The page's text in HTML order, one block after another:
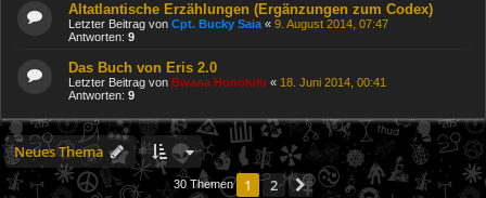
Altatlantische Erzählungen (Ergänzungen zum Codex)
Letzter Beitrag von Cpt. Bucky Saia « 9. August 2014, 07:47
Antworten: 9
Das Buch von Eris 2.0
Letzter Beitrag von Bwana Honolulu « 18. Juni 2014, 00:41
Antworten: 9
Neues Thema
30 Themen 1 2 Nächste